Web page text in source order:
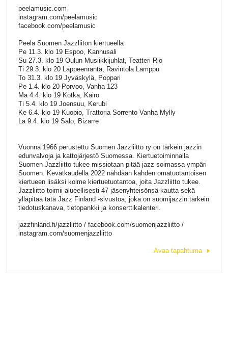
peelamusic.com
instagram.com/peelamusic
facebook.com/peelamusic
Peela Suomen Jazzliiton kiertueella
Pe 11.3. klo 19 Espoo, Kannusali
Su 27.3. klo 19 Oulun Musiikkijuhlat, Teatteri Rio
Ti 29.3. klo 20 Lappeenranta, Ravintola Lamppu
To 31.3. klo 19 Jyväskylä, Poppari
Pe 1.4. klo 20 Porvoo, Vanha 123
Ma 4.4. klo 19 Kotka, Kairo
Ti 5.4. klo 19 Joensuu, Kerubi
Ke 6.4. klo 19 Kuopio, Trattoria Sorrento Vanha Mylly
La 9.4. klo 19 Salo, Bizarre
Vuonna 1966 perustettu Suomen Jazzliitto ry on tärkein jazzin
edunvalvoja ja kattojärjestö Suomessa. Kiertuetoiminnalla
Suomen Jazzliitto tukee missiotaan pitää jazz soimassa ympäri
Suomen. Kevätkaudella 2022 nähdään kahden omatuotantoisen
kiertueen lisäksi kolme kiertuetuotantoa, joita Jazzliitto tukee.
Jazzliitto toimii alueellisesti 47 jäsenyhteisönsä kautta sekä
ylläpitää tätä Jazz Finland -sivustoa, joka on suomijazzin tärkein
tiedotuskanava, tietopankki ja konserttikalenteri.
jazzfinland.fi/jazzliitto / facebook.com/suomenjazzliitto /
instagram.com/suomenjazzliitto
Avaa tapahtuma